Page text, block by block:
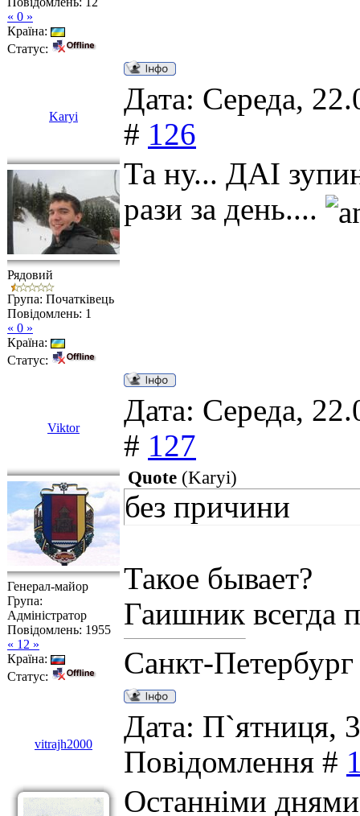
« 0 »
Країна:
Статус:
Karyi
Дата: Середа,
# 126
Рядовий
Група: Початківець
Повідомлень: 1
« 0 »
Країна:
Статус:
Та ну... ДАІ
рази за день....
Viktor
Дата: Середа,
# 127
Генерал-майор
Група:
Адміністратор
Повідомлень: 1955
« 12 »
Країна:
Статус:
Quote (Karyi)
без причини
Такое бывает?
Гаишник всегда
Санкт-Петербург
vitrajh2000
Дата: П`ятниця,
Повідомлення #
Останніми